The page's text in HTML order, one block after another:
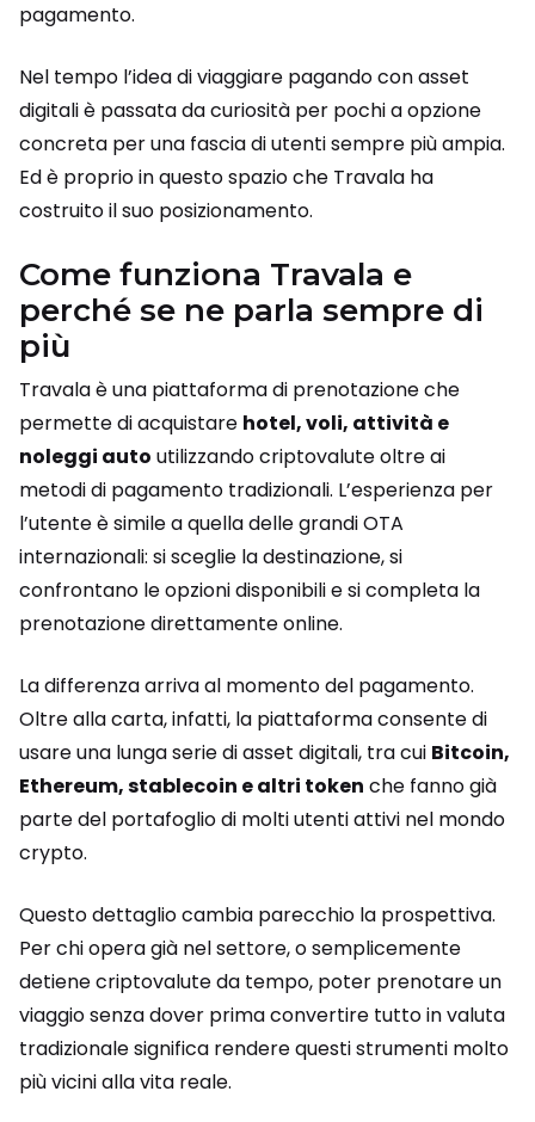
pagamento.
Nel tempo l’idea di viaggiare pagando con asset
digitali è passata da curiosità per pochi a opzione
concreta per una fascia di utenti sempre più ampia.
Ed è proprio in questo spazio che Travala ha
costruito il suo posizionamento.
Come funziona Travala e
perché se ne parla sempre di
più
Travala è una piattaforma di prenotazione che
permette di acquistare hotel, voli, attività e
noleggi auto utilizzando criptovalute oltre ai
metodi di pagamento tradizionali. L’esperienza per
l’utente è simile a quella delle grandi OTA
internazionali: si sceglie la destinazione, si
confrontano le opzioni disponibili e si completa la
prenotazione direttamente online.
La differenza arriva al momento del pagamento.
Oltre alla carta, infatti, la piattaforma consente di
usare una lunga serie di asset digitali, tra cui Bitcoin,
Ethereum, stablecoin e altri token che fanno già
parte del portafoglio di molti utenti attivi nel mondo
crypto.
Questo dettaglio cambia parecchio la prospettiva.
Per chi opera già nel settore, o semplicemente
detiene criptovalute da tempo, poter prenotare un
viaggio senza dover prima convertire tutto in valuta
tradizionale significa rendere questi strumenti molto
più vicini alla vita reale.